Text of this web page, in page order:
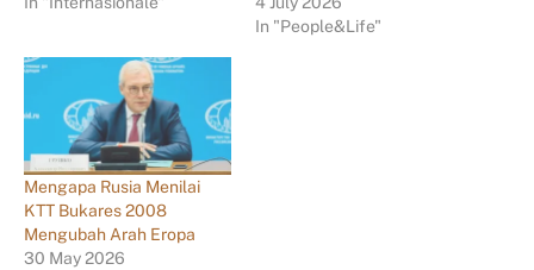
In "People&Life"
Mengapa Rusia Menilai
KTT Bukares 2008
Mengubah Arah Eropa
30 May 2026